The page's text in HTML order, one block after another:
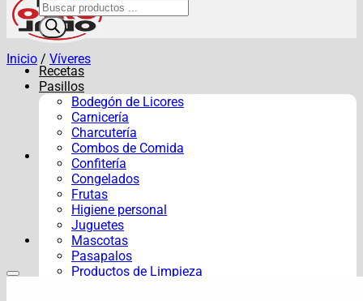
Recetas
Pasillos
Bodegón de Licores
Carnicería
Charcutería
Combos de Comida
Confitería
Congelados
Frutas
Higiene personal
Juguetes
Mascotas
Pasapalos
Productos de Limpieza
Inicio / Víveres